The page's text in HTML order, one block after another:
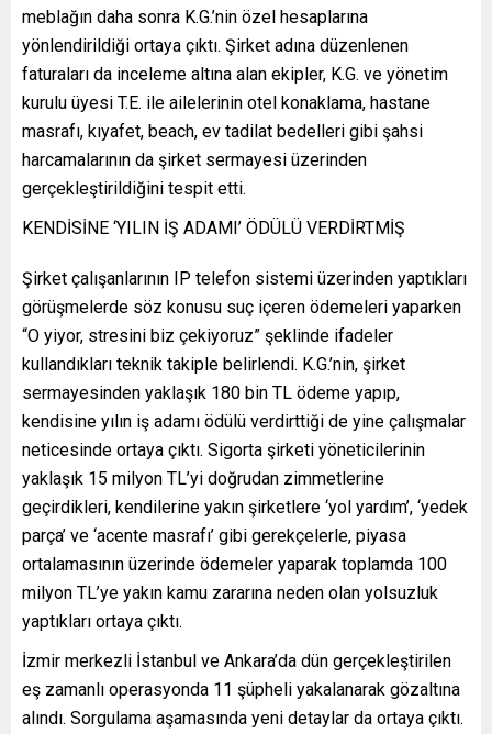
meblağın daha sonra K.G.’nin özel hesaplarına
yönlendirildiği ortaya çıktı. Şirket adına düzenlenen
faturaları da inceleme altına alan ekipler, K.G. ve yönetim
kurulu üyesi T.E. ile ailelerinin otel konaklama, hastane
masrafı, kıyafet, beach, ev tadilat bedelleri gibi şahsi
harcamalarının da şirket sermayesi üzerinden
gerçekleştirildiğini tespit etti.
KENDİSİNE ‘YILIN İŞ ADAMI’ ÖDÜLÜ VERDİRTMİŞ
Şirket çalışanlarının IP telefon sistemi üzerinden yaptıkları
görüşmelerde söz konusu suç içeren ödemeleri yaparken
“O yiyor, stresini biz çekiyoruz” şeklinde ifadeler
kullandıkları teknik takiple belirlendi. K.G.’nin, şirket
sermayesinden yaklaşık 180 bin TL ödeme yapıp,
kendisine yılın iş adamı ödülü verdirttiği de yine çalışmalar
neticesinde ortaya çıktı. Sigorta şirketi yöneticilerinin
yaklaşık 15 milyon TL’yi doğrudan zimmetlerine
geçirdikleri, kendilerine yakın şirketlere ‘yol yardım’, ‘yedek
parça’ ve ‘acente masrafı’ gibi gerekçelerle, piyasa
ortalamasının üzerinde ödemeler yaparak toplamda 100
milyon TL’ye yakın kamu zararına neden olan yolsuzluk
yaptıkları ortaya çıktı.
İzmir merkezli İstanbul ve Ankara’da dün gerçekleştirilen
eş zamanlı operasyonda 11 şüpheli yakalanarak gözaltına
alındı. Sorgulama aşamasında yeni detaylar da ortaya çıktı.